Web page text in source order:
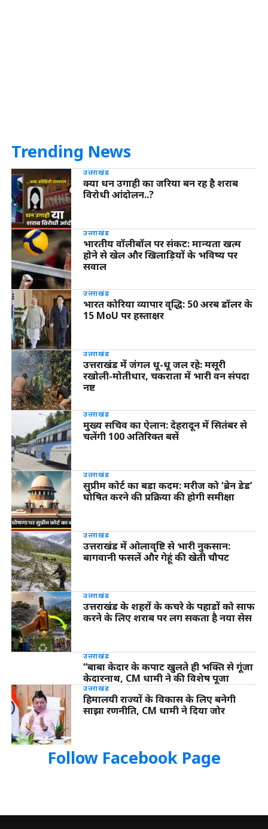
Trending News
उत्तराखंड
क्या धन उगाही का जरिया बन रह है शराब
विरोधी आंदोलन..?
उत्तराखंड
भारतीय वॉलीबॉल पर संकट: मान्यता खत्म
होने से खेल और खिलाड़ियों के भविष्य पर
सवाल
उत्तराखंड
भारत कोरिया व्यापार वृद्धि: 50 अरब डॉलर के
15 MoU पर हस्ताक्षर
उत्तराखंड
उत्तराखंड में जंगल धू-धू जल रहे: मसूरी
रखोली-मोतीधार, चकराता में भारी वन संपदा
नष्ट
उत्तराखंड
मुख्य सचिव का ऐलान: देहरादून में सितंबर से
चलेंगी 100 अतिरिक्त बसें
उत्तराखंड
सुप्रीम कोर्ट का बड़ा कदम: मरीज को ‘ब्रेन डेड’
घोषित करने की प्रक्रिया की होगी समीक्षा
उत्तराखंड
उत्तराखंड में ओलावृष्टि से भारी नुकसान:
बागवानी फसलें और गेहूं की खेती चौपट
उत्तराखंड
उत्तराखंड के शहरों के कचरे के पहाड़ों को साफ
करने के लिए शराब पर लग सकता है नया सेस
उत्तराखंड
“बाबा केदार के कपाट खुलते ही भक्ति से गूंजा
केदारनाथ, CM धामी ने की विशेष पूजा
उत्तराखंड
हिमालयी राज्यों के विकास के लिए बनेगी
साझा रणनीति, CM धामी ने दिया जोर
Follow Facebook Page